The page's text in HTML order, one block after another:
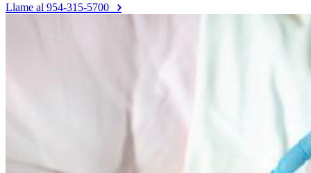
Llame al 954-315-5700